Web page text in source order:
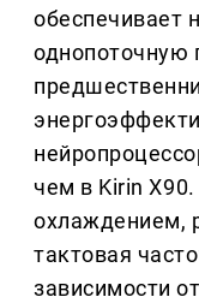
обеспечивает
однопоточную
чем в Kirin
охлаждением,
тактовая
зависимости